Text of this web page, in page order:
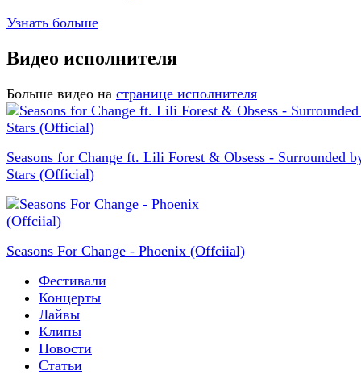
Узнать больше
Видео исполнителя
Больше видео на странице исполнителя
Seasons for Change ft. Lili Forest & Obsess - Surrounded
Stars (Official)
Seasons For Change - Phoenix (Offciial)
Фестивали
Концерты
Лайвы
Клипы
Новости
Статьи